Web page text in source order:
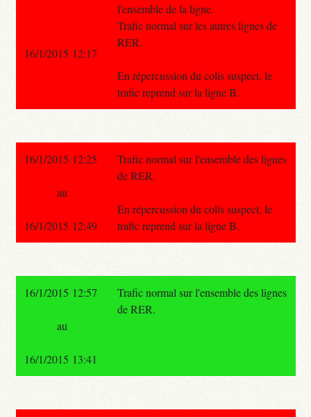
l'ensemble de la ligne.
Trafic normal sur les autres lignes de
RER.
En répercussion du colis suspect, le
trafic reprend sur la ligne B.
16/1/2015 12:17
16/1/2015 12:25
Trafic normal sur l'ensemble des lignes
de RER.
En répercussion du colis suspect, le
trafic reprend sur la ligne B.
au
16/1/2015 12:49
16/1/2015 12:57
Trafic normal sur l'ensemble des lignes
de RER.
au
16/1/2015 13:41